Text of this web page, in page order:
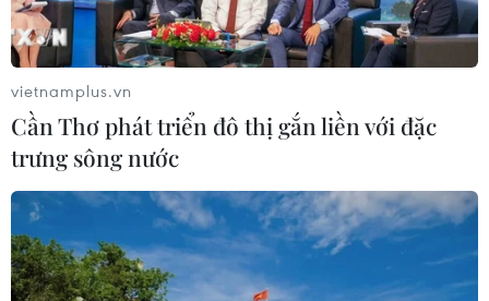
Xem thêm
CƠ QUAN CHỦ QUẢN: THÔNG TẤN XÃ VIỆT NAM
Tổng Biên tập: TRẦN TIẾN DUẨN
Phó Tổng Biên tập: NGUYỄN THỊ TÁM, KHÚC THANH
vietnamplus.vn
Cần Thơ phát triển đô thị gắn liền với đặc
trưng sông nước